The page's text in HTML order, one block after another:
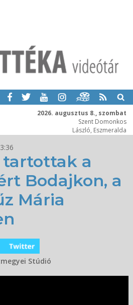
2026. augusztus 8., szombat
Szent Domonkos
László, Eszmeralda
a
Bodajkon, a
Mária
Stúdió